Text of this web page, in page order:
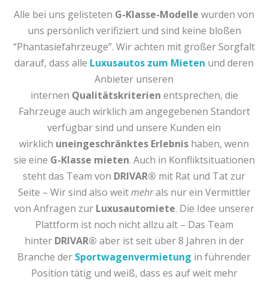
Alle bei uns gelisteten G-Klasse-Modelle wurden von
uns persönlich verifiziert und sind keine bloßen
“Phantasiefahrzeuge”. Wir achten mit großer Sorgfalt
darauf, dass alle Luxusautos zum Mieten und deren
Anbieter unseren
internen Qualitätskriterien entsprechen, die
Fahrzeuge auch wirklich am angegebenen Standort
verfügbar sind und unsere Kunden ein
wirklich uneingeschränktes Erlebnis haben, wenn
sie eine G-Klasse mieten. Auch in Konfliktsituationen
steht das Team von DRIVAR® mit Rat und Tat zur
Seite – Wir sind also weitmehrals nur ein Vermittler
von Anfragen zur Luxusautomiete. Die Idee unserer
Plattform ist noch nicht allzu alt – Das Team
hinter DRIVAR® aber ist seit über 8 Jahren in der
Branche der Sportwagenvermietung in führender
Position tätig und weiß, dass es auf weit mehr